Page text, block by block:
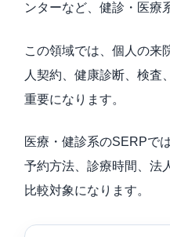
ンターなど、健診・医療
この領域では、個人の来
人契約、健康診断、検査
重要になります。
医療・健診系のSERPで
予約方法、診療時間、法
比較対象になります。